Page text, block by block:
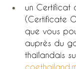
un Certificat
(Certificate
que vous
auprès du
thaïlandais